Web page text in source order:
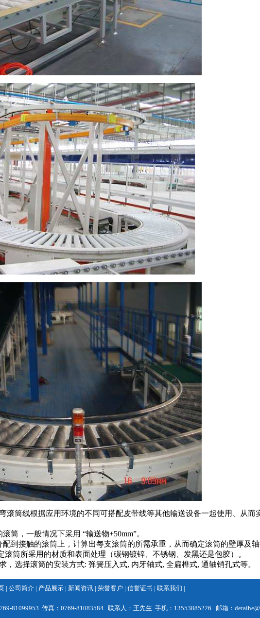
滚筒线根据应用环境的不同可搭配皮带线等其他输送设备一起使用、从而
筒，一般情况下采用 “输送物+50mm”。
到接触的滚筒上，计算出每支滚筒的所需承重，从而确定滚筒的壁厚及轴
筒所采用的材质和表面处理（碳钢镀锌、不锈钢、发黑还是包胶）。
选择滚筒的安装方式: 弹簧压入式, 内牙轴式, 全扁榫式, 通轴销孔式等。
| 公司简介 | 产品展示 | 新闻资讯 | 荣誉客户 | 信誉证书 | 联系我们 |
81099953 传真：0769-81083584 联系人：王先生 手机：13553885226 邮箱：